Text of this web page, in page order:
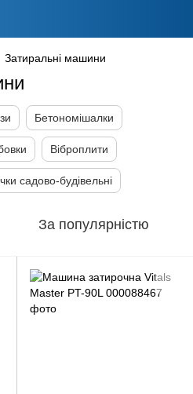
Затиральні машини
Бетономішалки
Віброплити
садово-будівельні
За популярністю